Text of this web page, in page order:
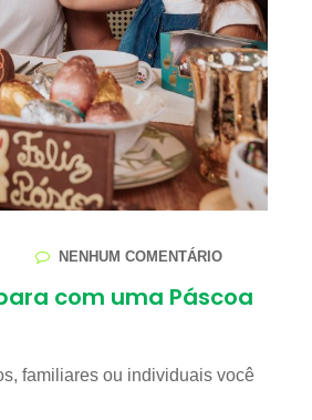
NENHUM COMENTÁRIO
com uma Páscoa
familiares ou individuais você